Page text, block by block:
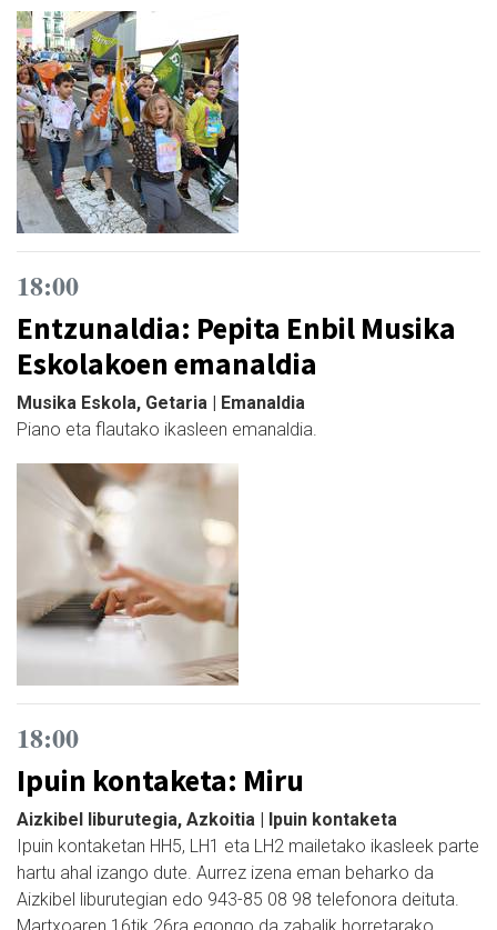
18:00
Entzunaldia: Pepita Enbil Musika
Eskolakoen emanaldia
Musika Eskola, Getaria | Emanaldia
Piano eta flautako ikasleen emanaldia.
18:00
Ipuin kontaketa: Miru
Aizkibel liburutegia, Azkoitia | Ipuin kontaketa
Ipuin kontaketan HH5, LH1 eta LH2 mailetako ikasleek parte
hartu ahal izango dute. Aurrez izena eman beharko da
Aizkibel liburutegian edo 943-85 08 98 telefonora deituta.